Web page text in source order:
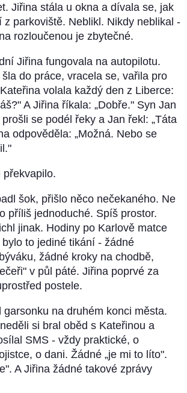
Jiřina stála u okna a dívala se, jak
z parkoviště. Neblikl. Nikdy neblikal -
rozloučenou je zbytečné.
Jiřina fungovala na autopilotu.
do práce, vracela se, vařila pro
volala každý den z Liberce:
A Jiřina říkala: „Dobře." Syn Jan
se podél řeky a Jan řekl: „Táta
odpověděla: „Možná. Nebo se
překvapilo.
šok, přišlo něco nečekaného. Ne
příliš jednoduché. Spíš prostor.
jinak. Hodiny po Karlově matce
to jediné tikání - žádné
žádné kroky na chodbě,
v půl páté. Jiřina poprvé za
postele.
garsonku na druhém konci města.
si bral oběd s Kateřinou a
SMS - vždy praktické, o
o dani. Žádné „je mi to líto".
A Jiřina žádné takové zprávy